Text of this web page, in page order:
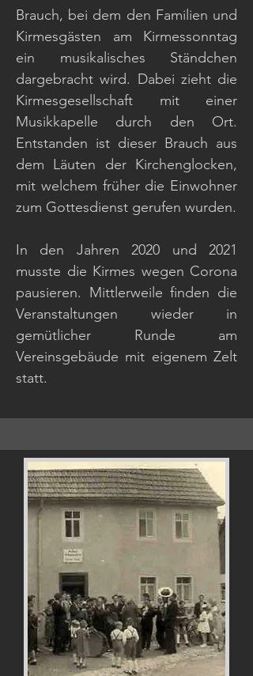
Brauch, bei dem den Familien und
Kirmesgästen am Kirmessonntag
ein musikalisches Ständchen
dargebracht wird. Dabei zieht die
Kirmesgesellschaft mit einer
Musikkapelle durch den Ort.
Entstanden ist dieser Brauch aus
dem Läuten der Kirchenglocken,
mit welchem früher die Einwohner
zum Gottesdienst gerufen wurden.
In den Jahren 2020 und 2021
musste die Kirmes wegen Corona
pausieren. Mittlerweile finden die
Veranstaltungen wieder in
gemütlicher Runde am
Vereinsgebäude mit eigenem Zelt
statt.